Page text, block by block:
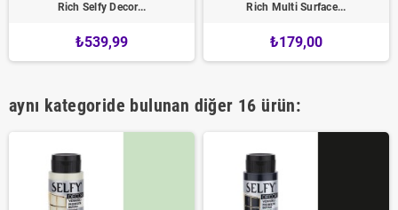
Rich Selfy Decor...
₺539,99
Rich Multi Surface...
₺179,00
aynı kategoride bulunan diğer 16 ürün: